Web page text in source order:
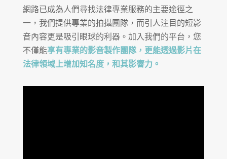
網路已成為人們尋找法律專業服務的主要途徑之
一，我們提供專業的拍攝團隊，而引人注目的短影
音內容更是吸引眼球的利器。加入我們的平台，您
不僅能享有專業的影音製作團隊，更能透過影片在
法律領域上增加知名度，和其影響力。